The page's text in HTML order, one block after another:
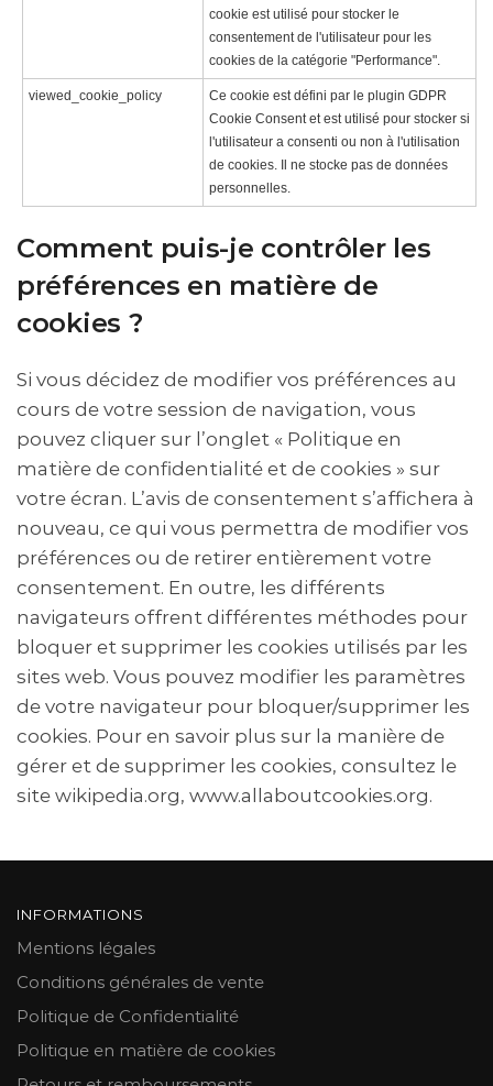
cookie est utilisé pour stocker le
consentement de l'utilisateur pour les
cookies de la catégorie "Performance".
viewed_cookie_policy
Ce cookie est défini par le plugin GDPR
Cookie Consent et est utilisé pour stocker si
l'utilisateur a consenti ou non à l'utilisation
de cookies. Il ne stocke pas de données
personnelles.
Comment puis-je contrôler les
préférences en matière de
cookies ?
Si vous décidez de modifier vos préférences au
cours de votre session de navigation, vous
pouvez cliquer sur l’onglet « Politique en
matière de confidentialité et de cookies » sur
votre écran. L’avis de consentement s’affichera à
nouveau, ce qui vous permettra de modifier vos
préférences ou de retirer entièrement votre
consentement. En outre, les différents
navigateurs offrent différentes méthodes pour
bloquer et supprimer les cookies utilisés par les
sites web. Vous pouvez modifier les paramètres
de votre navigateur pour bloquer/supprimer les
cookies. Pour en savoir plus sur la manière de
gérer et de supprimer les cookies, consultez le
site wikipedia.org, www.allaboutcookies.org.
INFORMATIONS
Mentions légales
Conditions générales de vente
Politique de Confidentialité
Politique en matière de cookies